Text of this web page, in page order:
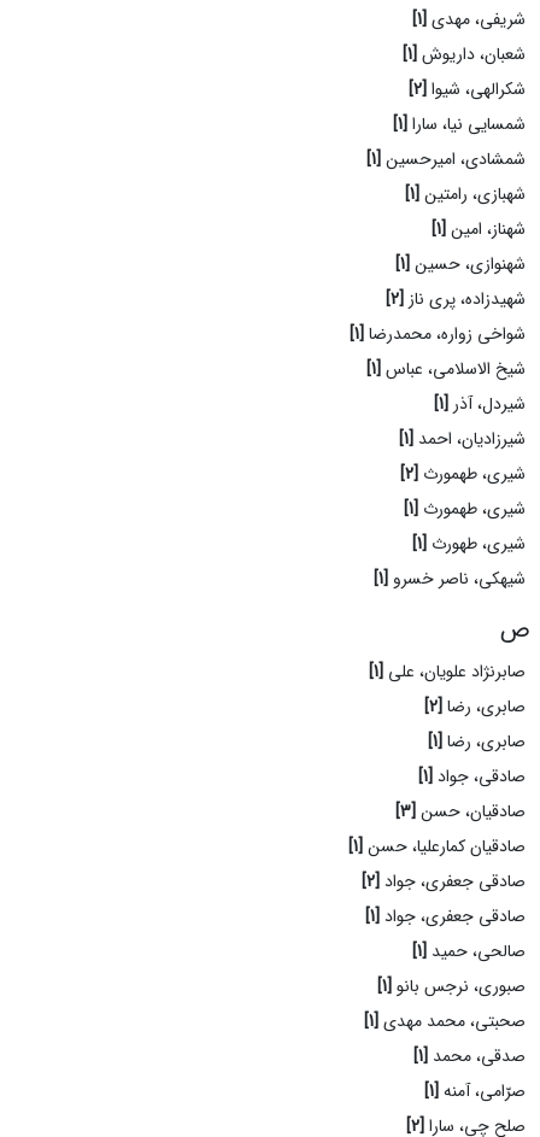
شریفی، مهدی [1]
شعبان، داریوش [1]
شکرالهی، شیوا [2]
شمسایی نیا، سارا [1]
شمشادی، امیرحسین [1]
شهبازی، رامتین [1]
شهناز، امین [1]
شهنوازی، حسین [1]
شهیدزاده، پری ناز [2]
شواخی زواره، محمدرضا [1]
شیخ الاسلامی، عباس [1]
شیردل، آذر [1]
شیرزادیان، احمد [1]
شیری، طهمورث [2]
شیری، طهمورث [1]
شیری، طهورث [1]
شیهکی، ناصر خسرو [1]
ص
صابرنژاد علویان، علی [1]
صابری، رضا [2]
صابری، رضا [1]
صادقی، جواد [1]
صادقیان، حسن [3]
صادقیان کمارعلیا، حسن [1]
صادقی جعفری، جواد [2]
صادقی جعفری، جواد [1]
صالحی، حمید [1]
صبوری، نرجس بانو [1]
صحبتی، محمد مهدی [1]
صدقی، محمد [1]
صرّامی، آمنه [1]
صلح چی، سارا [2]